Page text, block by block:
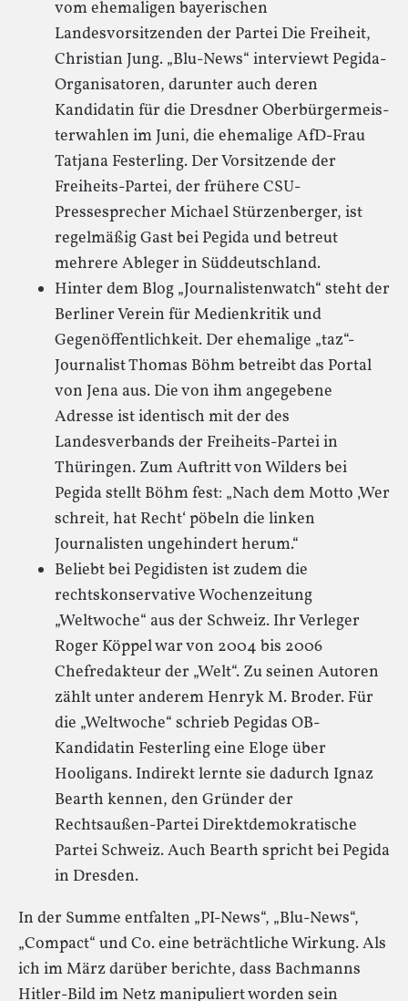
vom ehemaligen bayerischen
Landesvorsitzenden der Partei Die Freiheit,
Christian Jung. „Blu-News“ interviewt Pegida-
Organisatoren, darunter auch deren
Kandidatin für die Dresdner Oberbürgermeis-
terwahlen im Juni, die ehemalige AfD-Frau
Tatjana Festerling. Der Vorsitzende der
Freiheits-Partei, der frühere CSU-
Pressesprecher Michael Stürzenberger, ist
regelmäßig Gast bei Pegida und betreut
mehrere Ableger in Süddeutschland.
Hinter dem Blog „Journalistenwatch“ steht der
Berliner Verein für Medienkritik und
Gegenöffentlichkeit. Der ehemalige „taz“-
Journalist Thomas Böhm betreibt das Portal
von Jena aus. Die von ihm angegebene
Adresse ist identisch mit der des
Landesverbands der Freiheits-Partei in
Thüringen. Zum Auftritt von Wilders bei
Pegida stellt Böhm fest: „Nach dem Motto ‚Wer
schreit, hat Recht‘ pöbeln die linken
Journalisten ungehindert herum.“
Beliebt bei Pegidisten ist zudem die
rechtskonservative Wochenzeitung
„Weltwoche“ aus der Schweiz. Ihr Verleger
Roger Köppel war von 2004 bis 2006
Chefredakteur der „Welt“. Zu seinen Autoren
zählt unter anderem Henryk M. Broder. Für
die „Weltwoche“ schrieb Pegidas OB-
Kandidatin Festerling eine Eloge über
Hooligans. Indirekt lernte sie dadurch Ignaz
Bearth kennen, den Gründer der
Rechtsaußen-Partei Direktdemokratische
Partei Schweiz. Auch Bearth spricht bei Pegida
in Dresden.
In der Summe entfalten „PI-News“, „Blu-News“,
„Compact“ und Co. eine beträchtliche Wirkung. Als
ich im März darüber berichte, dass Bachmanns
Hitler-Bild im Netz manipuliert worden sein